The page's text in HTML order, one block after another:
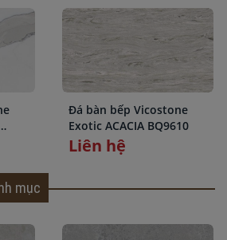
Đá bàn bếp Vicostone
Exotic ACACIA BQ9610
Liên hệ
mục